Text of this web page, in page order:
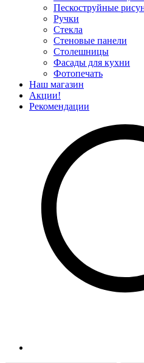
Пескоструйные
Ручки
Стекла
Стеновые панели
Столешницы
Фасады для кухни
Фотопечать
Наш магазин
Акции!
Рекомендации